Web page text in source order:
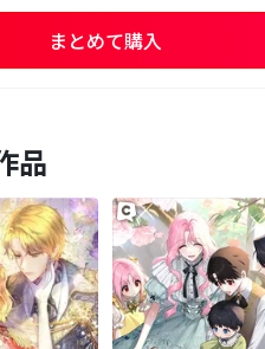
まとめて購入
品